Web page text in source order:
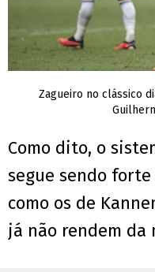
Zagueiro no clássico
Como dito, o
segue sendo
como os de
já não rendem da